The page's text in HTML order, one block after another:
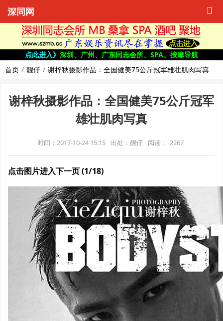
深同网
点此进入》 深圳、广州、广东同志会所、SPA、按摩导航
首页
靓仔 谢梓秋摄影作品：全国健美75公斤冠军雄壮肌肉写真
谢梓秋摄影作品：全国健美75公斤冠军
雄壮肌肉写真
时间：2017-10-24 15:15 出处：靓仔 阅读： 2267
点击图片进入下一页 (1/18)